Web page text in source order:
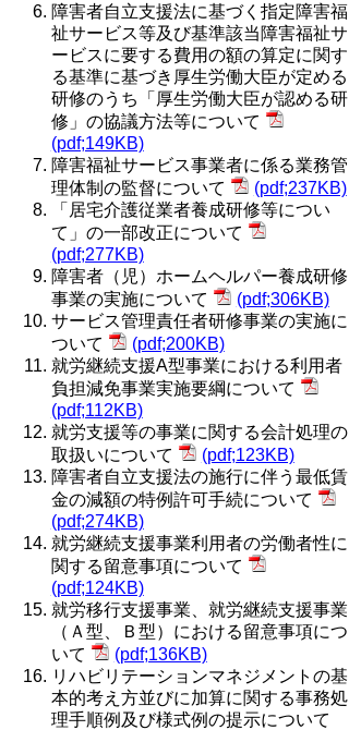
障害者自立支援法に基づく指定障害福
祉サービス等及び基準該当障害福祉サ
ービスに要する費用の額の算定に関す
る基準に基づき厚生労働大臣が定める
研修のうち「厚生労働大臣が認める研
修」の協議方法等について
(pdf;149KB)
障害福祉サービス事業者に係る業務管
理体制の監督について
(pdf;237KB)
「居宅介護従業者養成研修等につい
て」の一部改正について
(pdf;277KB)
障害者（児）ホームヘルパー養成研修
事業の実施について
(pdf;306KB)
サービス管理責任者研修事業の実施に
ついて
(pdf;200KB)
就労継続支援A型事業における利用者
負担減免事業実施要綱について
(pdf;112KB)
就労支援等の事業に関する会計処理の
取扱いについて
(pdf;123KB)
障害者自立支援法の施行に伴う最低賃
金の減額の特例許可手続について
(pdf;274KB)
就労継続支援事業利用者の労働者性に
関する留意事項について
(pdf;124KB)
就労移行支援事業、就労継続支援事業
（Ａ型、Ｂ型）における留意事項につ
いて
(pdf;136KB)
リハビリテーションマネジメントの基
本的考え方並びに加算に関する事務処
理手順例及び様式例の提示について